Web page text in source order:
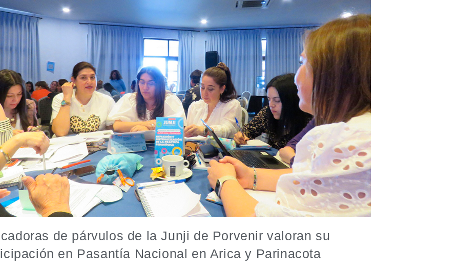
de párvulos de la Junji de Porvenir valoran su
en Pasantía Nacional en Arica y Parinacota